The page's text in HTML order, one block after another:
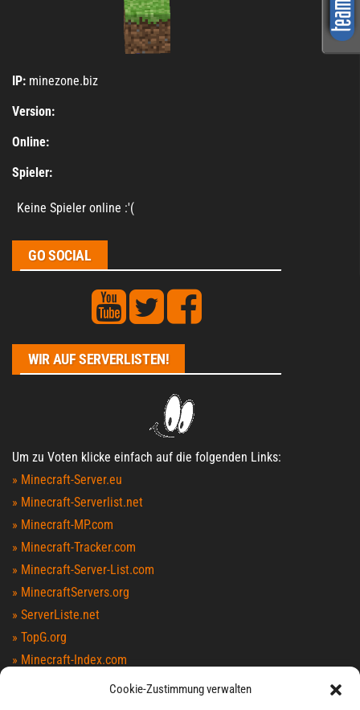
Cookie-Zustimmung verwalten
IP: minezone.biz
Version:
Online:
Spieler:
Keine Spieler online :'(
GO SOCIAL
WIR AUF SERVERLISTEN!
Um zu Voten klicke einfach auf die folgenden Links:
» Minecraft-Server.eu
» Minecraft-Serverlist.net
» Minecraft-MP.com
» Minecraft-Tracker.com
» Minecraft-Server-List.com
» MinecraftServers.org
» ServerListe.net
» TopG.org
» Minecraft-Index.com
» MinecraftServers100.com